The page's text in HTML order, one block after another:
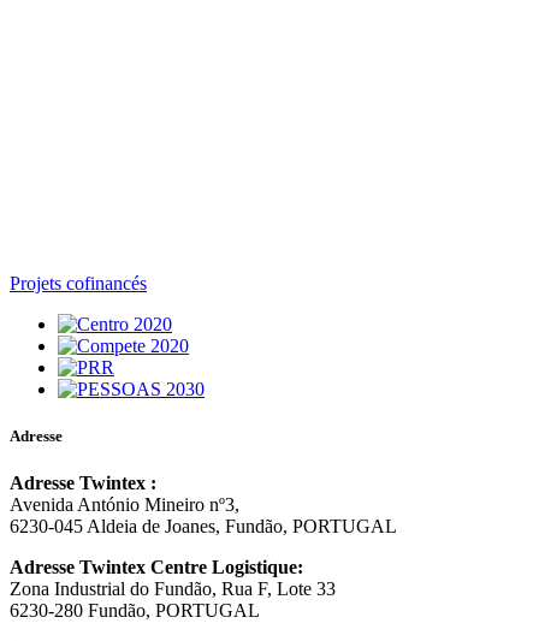
Projets cofinancés
Adresse
Adresse Twintex :
Avenida António Mineiro nº3,
6230-045 Aldeia de Joanes, Fundão, PORTUGAL
Adresse Twintex Centre Logistique:
Zona Industrial do Fundão, Rua F, Lote 33
6230-280 Fundão, PORTUGAL